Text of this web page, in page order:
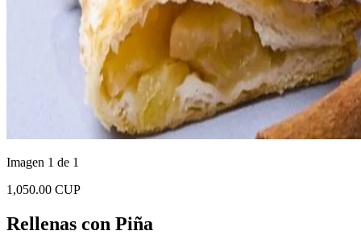
Imagen 1 de 1
1,050.00 CUP
Rellenas con Piña